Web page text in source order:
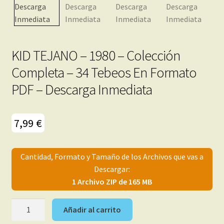
menú
hijo
Mi cuenta
KID TEJANO – 1980 – Colección
Completa – 34 Tebeos En Formato
PDF – Descarga Inmediata
7,99 €
Cantidad, Formato y Tamaño de los Archivos que vas a
Descargar:
1 Archivo ZIP de 165 MB
Añadir al carrito